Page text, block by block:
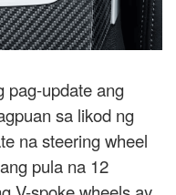
pag-update ang
sa likod ng
na steering wheel
pula na 12